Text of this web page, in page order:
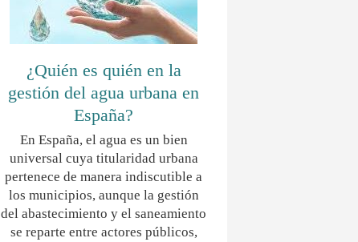
¿Quién es quién en la
gestión del agua urbana en
España?
En España, el agua es un bien
universal cuya titularidad urbana
pertenece de manera indiscutible a
los municipios, aunque la gestión
del abastecimiento y el saneamiento
se reparte entre actores públicos,